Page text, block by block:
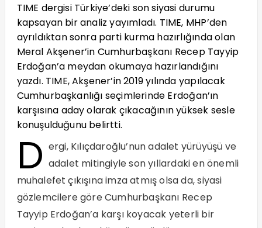
TIME dergisi Türkiye’deki son siyasi durumu
kapsayan bir analiz yayımladı. TIME, MHP’den
ayrıldıktan sonra parti kurma hazırlığında olan
Meral Akşener’in Cumhurbaşkanı Recep Tayyip
Erdoğan’a meydan okumaya hazırlandığını
yazdı. TIME, Akşener’in 2019 yılında yapılacak
Cumhurbaşkanlığı seçimlerinde Erdoğan’ın
karşısına aday olarak çıkacağının yüksek sesle
konuşulduğunu belirtti.
D ergi, Kılıçdaroğlu’nun adalet yürüyüşü ve
adalet mitingiyle son yıllardaki en önemli
muhalefet çıkışına imza atmış olsa da, siyasi
gözlemcilere göre Cumhurbaşkanı Recep
Tayyip Erdoğan’a karşı koyacak yeterli bir